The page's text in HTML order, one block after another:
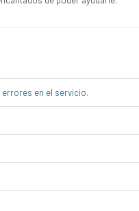
en el servicio.